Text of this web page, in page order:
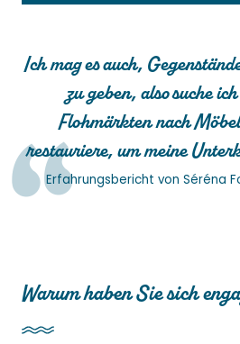
Ich mag es auch,
zu geben, also suche
Flohmärkten nach
restauriere, um meine
Erfahrungsbericht von Séréna
Warum haben Sie sich